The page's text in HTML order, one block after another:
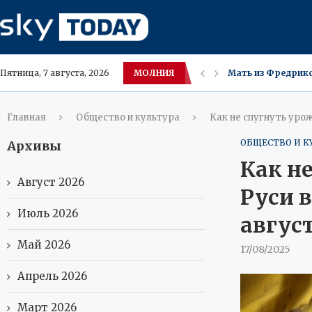
Пятница, 7 августа, 2026 МОЛНИЯ Мать из
Удаляйте
Лебедев
Пашинян
В
Сургут отложил
Пропал мужчина
Расходы россиян
Главная Общество и культура Как не спугнуть
ОБЩЕСТВО И
Как
Руси
17/08/2025
Архивы
Август 2026
Июль 2026
Май 2026
Апрель 2026
Март 2026